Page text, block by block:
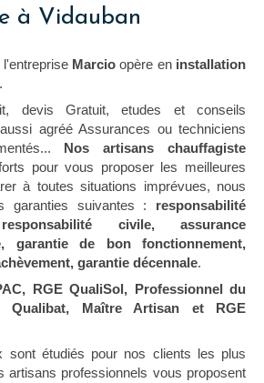
à Vidauban
Marcioopère en installation
.
devis Gratuit, etudes et conseils
agréé Assurances ou techniciens
Nos artisans chauffagiste
pour vous proposer les meilleures
à toutes situations imprévues, nous
garanties suivantes : responsabilité
civile, assurance
garantie de bon fonctionnement,
garantie décennale.
RGE QualiSol, Professionnel du
Maître Artisan et RGE
sont étudiés pour nos clients les plus
artisans professionnels vous proposent